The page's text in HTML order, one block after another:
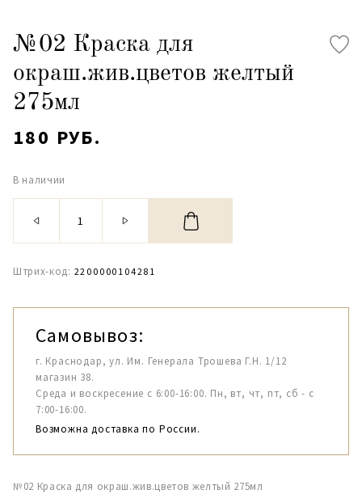
№02 Краска для
окраш.жив.цветов желтый
275мл
180 РУБ.
В наличии
Штрих-код: 2200000104281
Самовывоз:
г. Краснодар, ул. Им. Генерала Трошева Г.Н. 1/12
магазин 38.
Среда и воскресение с 6:00-16:00. Пн, вт, чт, пт, сб - с
7:00-16:00.
Возможна доставка по России.
№02 Краска для окраш.жив.цветов желтый 275мл